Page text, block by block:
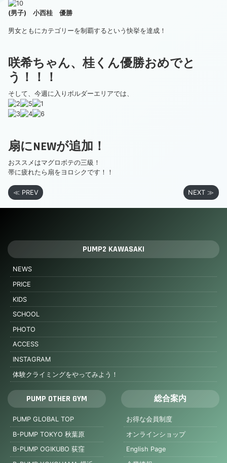
(男子) 小西桂 優勝
男女ともにカテゴリーを制覇するという快挙を達成！
咲希ちゃん、桂くん優勝おめでと
う！！！
そして、今週に入りボルダーエリアでは、
扇にNEWが追加！
おススメはマグロボテの三級！
帯に疲れたら扇をヨロシクです！！
≪ PREV NEXT ≫
PUMP2 KAWASAKI
NEWS
PRICE
KIDS
SCHOOL
PHOTO
ACCESS
INSTAGRAM
体験クライミングをやってみよう！
PUMP OTHER GYM
PUMP GLOBAL TOP
B-PUMP TOKYO 秋葉原
B-PUMP OGIKUBO 荻窪
総合案内
お得な会員制度
オンラインショップ
English Page